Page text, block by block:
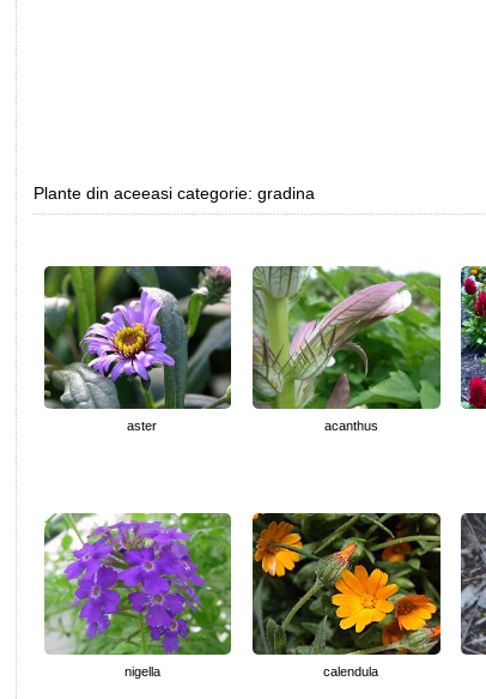
Plante din aceeasi categorie: gradina
aster acanthus
nigella calendula